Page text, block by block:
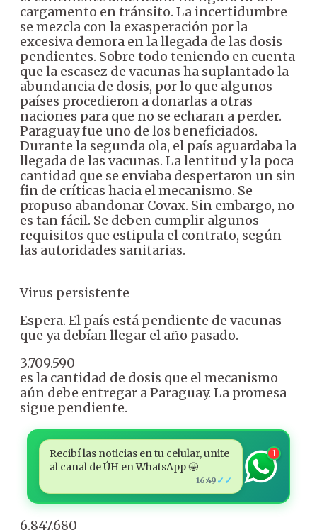
cargamento en tránsito. La incertidumbre
se mezcla con la exasperación por la
excesiva demora en la llegada de las dosis
pendientes. Sobre todo teniendo en cuenta
que la escasez de vacunas ha suplantado la
abundancia de dosis, por lo que algunos
países procedieron a donarlas a otras
naciones para que no se echaran a perder.
Paraguay fue uno de los beneficiados.
Durante la segunda ola, el país aguardaba la
llegada de las vacunas. La lentitud y la poca
cantidad que se enviaba despertaron un sin
fin de críticas hacia el mecanismo. Se
propuso abandonar Covax. Sin embargo, no
es tan fácil. Se deben cumplir algunos
requisitos que estipula el contrato, según
las autoridades sanitarias.
Virus persistente
Espera. El país está pendiente de vacunas
que ya debían llegar el año pasado.
3.709.590
es la cantidad de dosis que el mecanismo
aún debe entregar a Paraguay. La promesa
sigue pendiente.
Recibí las noticias en tu celular, unite
al canal de ÚH en WhatsApp 🤩
16:49 ✓✓
1
6.847.680